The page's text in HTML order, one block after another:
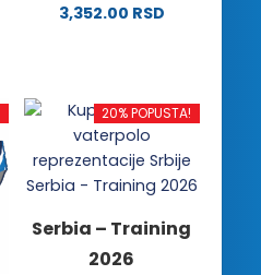
3,352.00 RSD
više
varijanti.
Opcije
mogu
izabrane
na
20% POPUSTA!
Serbia – Training
2026